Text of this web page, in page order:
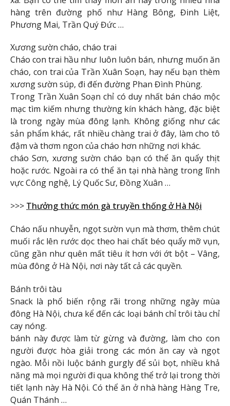
hàng trên đường phố như Hàng Bông, Đinh Liệt,
Phương Mai, Trần Quý Đức …
Xương sườn cháo, cháo trai
Cháo con trai hầu như luôn luôn bán, nhưng muốn ăn
cháo, con trai của Trần Xuân Soạn, hay nếu bạn thèm
xương sườn súp, đi đến đường Phan Đình Phùng.
Trong Trần Xuân Soạn chỉ có duy nhất bán cháo mộc
mạc tìm kiếm nhưng thường kín khách hàng, đặc biệt
là trong ngày mùa đông lạnh. Không giống như các
sản phẩm khác, rất nhiều chàng trai ở đây, làm cho tô
đậm và thơm ngon của cháo hơn những nơi khác.
cháo Sơn, xương sườn cháo bạn có thể ăn quẩy thịt
hoặc rước. Ngoài ra có thể ăn tại nhà hàng trong lĩnh
vực Công nghệ, Lý Quốc Sư, Đồng Xuân …
>>> Thưởng thức món gà truyền thống ở Hà Nội
Cháo nấu nhuyễn, ngọt sườn vụn mà thơm, thêm chút
muối rắc lên rước dọc theo hai chất béo quẩy mỡ vụn,
cũng gần như quên mất tiêu ít hơn với ớt bột – Vâng,
mùa đông ở Hà Nội, nơi này tất cả các quyền.
Bánh trôi tàu
Snack là phổ biến rộng rãi trong những ngày mùa
đông Hà Nội, chưa kể đến các loại bánh chỉ trôi tàu chỉ
cay nóng.
bánh này được làm từ gừng và đường, làm cho con
người được hòa giải trong các món ăn cay và ngọt
ngào. Mỗi nồi luộc bánh gurgly để sủi bọt, nhiều khả
năng mà mọi người đi qua không thể trở lại trong thời
tiết lạnh này Hà Nội. Có thể ăn ở nhà hàng Hàng Tre,
Quán Thánh …